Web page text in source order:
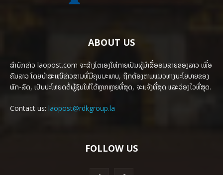
ABOUT US
ສຳນັກຂ່າວ laopost.com ຈະສ້າງໂຕເອງໃຫ້ກາຍເປັນຜູ້ນຳສື່ອອນລາຍຂອງລາວ ເພື່ອ
ຄົນລາວ ໂດຍນຳສະເໜີຂ່າວສານທີ່ມີຄຸນນະພາບ, ຖືກຕ້ອງຕາມແນວທາງນະໂຍບາຍຂອງ
ພັກ-ລັດ, ເປັນປະໂຫຍດຕໍ່ຜູ້ຊົມໃຫ້ໄດ້ຫຼາກຫຼາຍທີ່ສຸດ, ຈະແຈ້ງທີ່ສຸດ ແລະວ່ອງໄວທີ່ສຸດ.
Contact us: laopost@rdkgroup.la
FOLLOW US